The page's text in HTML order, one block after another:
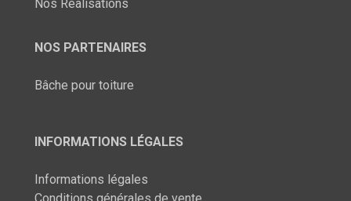
Nos Réalisations
NOS PARTENAIRES
Bâche pour toiture
INFORMATIONS LÉGALES
Informations légales
Conditions générales de vente